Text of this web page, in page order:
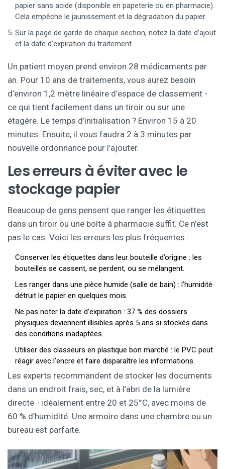
papier sans acide (disponible en papeterie ou en pharmacie).
Cela empêche le jaunissement et la dégradation du papier.
Sur la page de garde de chaque section, notez la date d’ajout
et la date d’expiration du traitement.
Un patient moyen prend environ 28 médicaments par
an. Pour 10 ans de traitements, vous aurez besoin
d’environ 1,2 mètre linéaire d’espace de classement -
ce qui tient facilement dans un tiroir ou sur une
étagère. Le temps d’initialisation ? Environ 15 à 20
minutes. Ensuite, il vous faudra 2 à 3 minutes par
nouvelle ordonnance pour l’ajouter.
Les erreurs à éviter avec le
stockage papier
Beaucoup de gens pensent que ranger les étiquettes
dans un tiroir ou une boîte à pharmacie suffit. Ce n’est
pas le cas. Voici les erreurs les plus fréquentes :
Conserver les étiquettes dans leur bouteille d’origine : les
bouteilles se cassent, se perdent, ou se mélangent.
Les ranger dans une pièce humide (salle de bain) : l’humidité
détruit le papier en quelques mois.
Ne pas noter la date d’expiration : 37 % des dossiers
physiques deviennent illisibles après 5 ans si stockés dans
des conditions inadaptées.
Utiliser des classeurs en plastique bon marché : le PVC peut
réagir avec l’encre et faire disparaître les informations.
Les experts recommandent de stocker les documents
dans un endroit frais, sec, et à l’abri de la lumière
directe - idéalement entre 20 et 25°C, avec moins de
60 % d’humidité. Une armoire dans une chambre ou un
bureau est parfaite.